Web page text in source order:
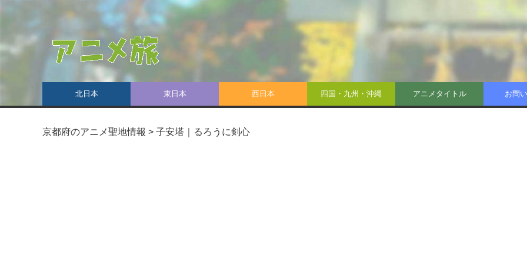
北日本 東日本 西日本 四国・九州・沖縄 アニメタイトル お問
京都府のアニメ聖地情報 > 子安塔｜るろうに剣心